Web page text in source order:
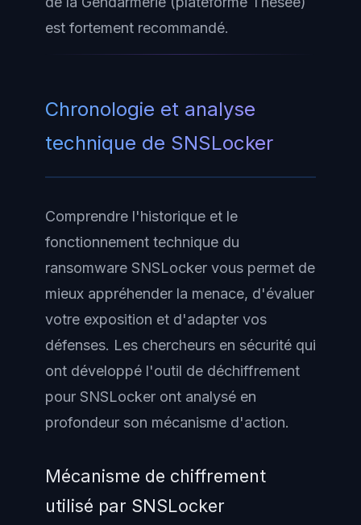
est fortement recommandé.
Chronologie et analyse
technique de SNSLocker
Comprendre l'historique et le
fonctionnement technique du
ransomware SNSLocker vous permet de
mieux appréhender la menace, d'évaluer
votre exposition et d'adapter vos
défenses. Les chercheurs en sécurité qui
ont développé l'outil de déchiffrement
pour SNSLocker ont analysé en
profondeur son mécanisme d'action.
Mécanisme de chiffrement
utilisé par SNSLocker